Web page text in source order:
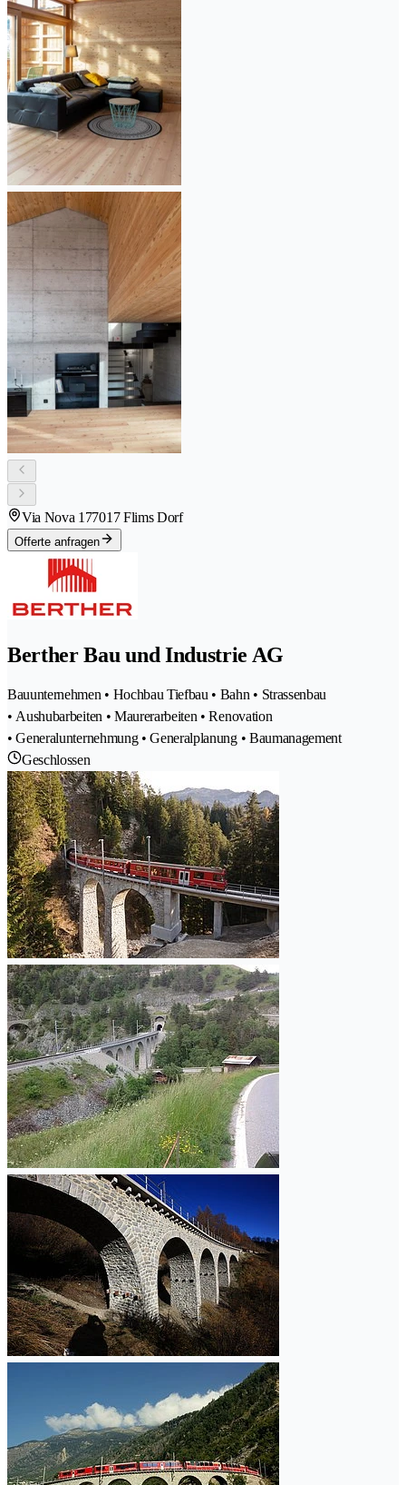
Via Nova 177017 Flims Dorf
Offerte anfragen
Berther Bau und Industrie AG
Bauunternehmen • Hochbau Tiefbau • Bahn • Strassenbau
• Aushubarbeiten • Maurerarbeiten • Renovation
• Generalunternehmung • Generalplanung • Baumanagement
Geschlossen